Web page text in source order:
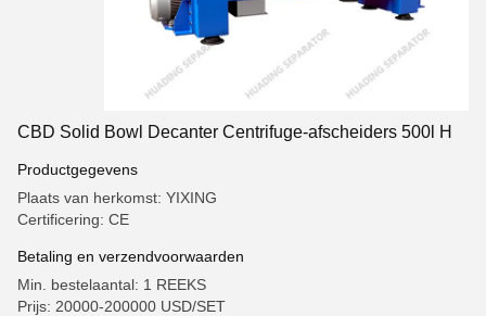
CBD Solid Bowl Decanter Centrifuge-afscheiders 500l H
Productgegevens
Plaats van herkomst: YIXING
Certificering: CE
Betaling en verzendvoorwaarden
Min. bestelaantal: 1 REEKS
Prijs: 20000-200000 USD/SET